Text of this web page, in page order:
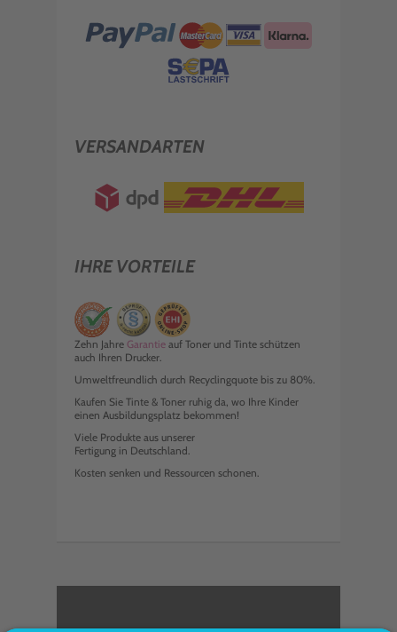
VERSANDARTEN
IHRE VORTEILE
Zehn Jahre Garantie auf Toner und Tinte schützen
auch Ihren Drucker.
Umweltfreundlich durch Recyclingquote bis zu 80%.
Kaufen Sie Tinte & Toner ruhig da, wo Ihre Kinder
einen Ausbildungsplatz bekommen!
Viele Produkte aus unserer
Fertigung in Deutschland.
Kosten senken und Ressourcen schonen.